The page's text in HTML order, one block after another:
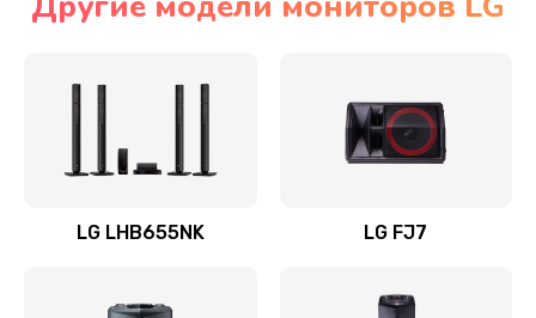
Ремонт / замена кнопок, клавиш, индикаторов,
LG LHB655NK LG FJ7